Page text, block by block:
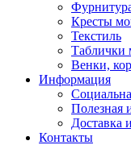
Кресты
Текстиль
Таблички
Венки,
Информация
Полезная
Доставка
Контакты